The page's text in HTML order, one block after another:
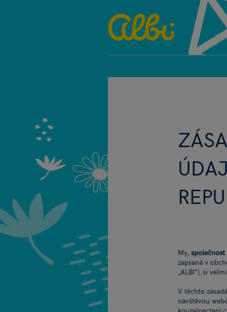
My, společnost
zapsaná v
„ALBI“), si
V těchto
návštěvou